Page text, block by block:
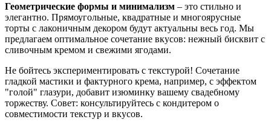
Геометрические формы и минимализм – это стильно и
элегантно. Прямоугольные, квадратные и многоярусные
торты с лаконичным декором будут актуальны весь год. Мы
предлагаем оптимальное сочетание вкусов: нежный бисквит с
сливочным кремом и свежими ягодами.
Не бойтесь экспериментировать с текстурой! Сочетание
гладкой мастики и фактурного крема, например, с эффектом
"голой" глазури, добавит изюминку вашему свадебному
торжеству. Совет: консультируйтесь с кондитером о
совместимости текстур и вкусов.